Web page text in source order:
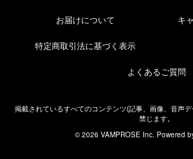
お届けについて キ
特定商取引法に基づく表示
よくあるご質問
掲載されているすべてのコンテンツ(記事、画像、音声
禁じます。
© 2026 VAMPROSE Inc. Powered